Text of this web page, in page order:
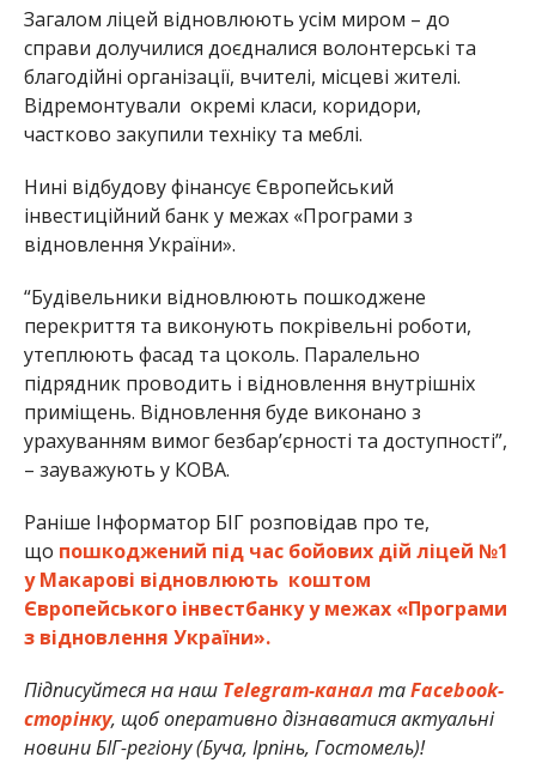
Загалом ліцей відновлюють усім миром – до
справи долучилися доєдналися волонтерські та
благодійні організації, вчителі, місцеві жителі.
Відремонтували окремі класи, коридори,
частково закупили техніку та меблі.
Нині відбудову фінансує Європейський
інвестиційний банк у межах «Програми з
відновлення України».
“Будівельники відновлюють пошкоджене
перекриття та виконують покрівельні роботи,
утеплюють фасад та цоколь. Паралельно
підрядник проводить і відновлення внутрішніх
приміщень. Відновлення буде виконано з
урахуванням вимог безбар’єрності та доступності”,
– зауважують у КОВА.
Раніше Інформатор БІГ розповідав про те,
що пошкоджений під час бойових дій ліцей №1
у Макарові відновлюють коштом
Європейського інвестбанку у межах «Програми
з відновлення України».
Підписуйтеся на наш Telegram-канал таFacebook-
сторінку, щоб оперативно дізнаватися актуальні
новини БІГ-регіону (Буча, Ірпінь, Гостомель)!